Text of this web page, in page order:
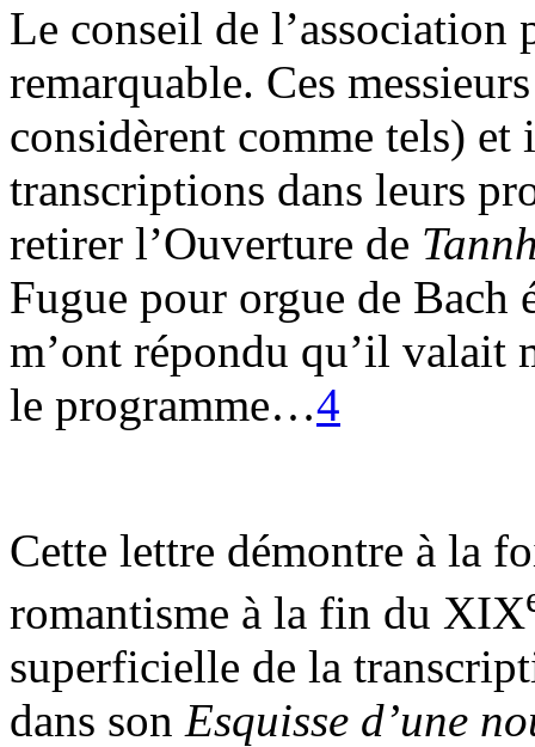
Le conseil de l’association
remarquable. Ces
considèrent comme tels) et
transcriptions dans leurs
retirer l’Ouverture de
Fugue pour orgue de
m’ont répondu qu’il valait
le programme…4
Cette lettre démontre à la
romantisme à la fin du XIX
superficielle de la
dans son Esquisse d’une